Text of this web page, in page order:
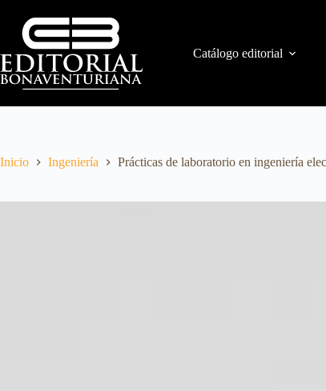
Catálogo editorial
Inicio Ingeniería Prácticas de laboratorio en ingeniería